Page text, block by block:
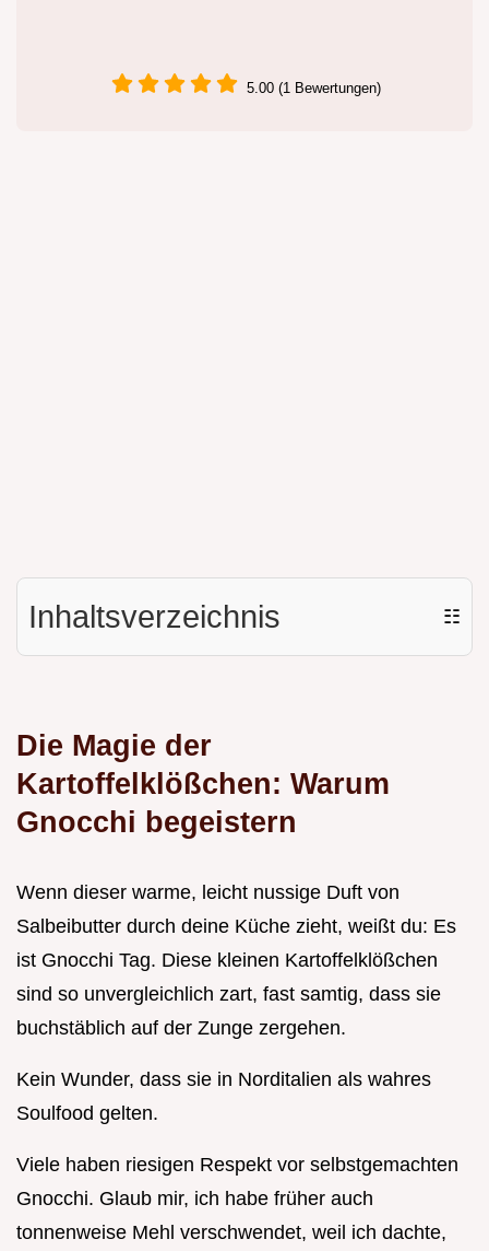
5.00 (1 Bewertungen)
Inhaltsverzeichnis ☷
Die Magie der
Kartoffelklößchen: Warum
Gnocchi begeistern
Wenn dieser warme, leicht nussige Duft von
Salbeibutter durch deine Küche zieht, weißt du: Es
ist Gnocchi Tag. Diese kleinen Kartoffelklößchen
sind so unvergleichlich zart, fast samtig, dass sie
buchstäblich auf der Zunge zergehen.
Kein Wunder, dass sie in Norditalien als wahres
Soulfood gelten.
Viele haben riesigen Respekt vor selbstgemachten
Gnocchi. Glaub mir, ich habe früher auch
tonnenweise Mehl verschwendet, weil ich dachte,